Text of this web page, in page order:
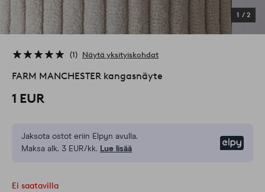
1 / 2
1 Näytä yksityiskohdat
FARM MANCHESTER kangasnäyte
1 EUR
Jaksota ostot eriin Elpyn avulla.
Maksa alk. 3 EUR/kk. Lue lisää
Ei saatavilla